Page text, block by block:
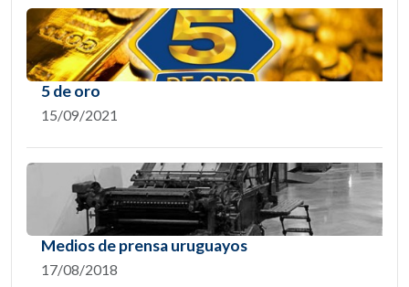
5 de oro
15/09/2021
Medios de prensa uruguayos
17/08/2018